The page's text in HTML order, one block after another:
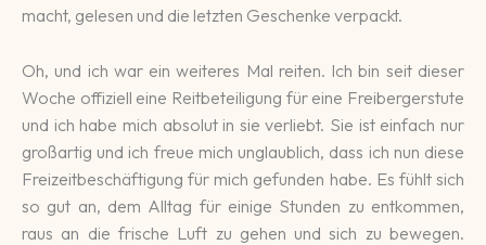
macht, ge­le­sen und die letz­ten Ge­schen­ke verpackt.
Oh, und ich war ein wei­teres Mal rei­ten. Ich bin seit dieser
Woche offi­ziell eine Reit­betei­li­gung für eine Frei­ber­ger­stute
und ich habe mich abso­lut in sie ver­liebt. Sie ist ein­fach nur
groß­artig und ich freue mich un­glaub­lich, dass ich nun die­se
Frei­zeit­be­schäfti­gung für mich ge­fun­den habe. Es fühlt sich
so gut an, dem All­tag für eini­ge Stun­den zu ent­kommen,
raus an die fri­sche Luft zu ge­hen und sich zu be­wegen.